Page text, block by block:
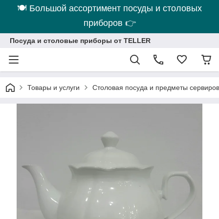
🍽 Большой ассортимент посуды и столовых
приборов 👉
Посуда и столовые приборы от TELLER
Товары и услуги Столовая посуда и предметы